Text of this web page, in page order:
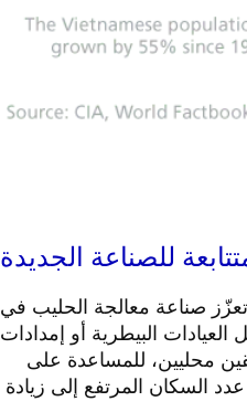
للصناعة الجديدة
تعزّز صناعة معالجة الحليب في
مثل العيادات البيطرية أو إمدادات
محليين، للمساعدة على
السكان المرتفع إلى زيادة